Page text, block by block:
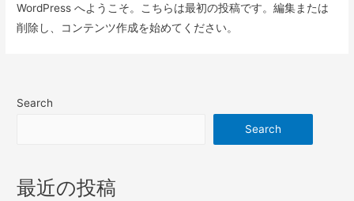
WordPress へようこそ。こちらは最初の投稿です。編集または
削除し、コンテンツ作成を始めてください。
Search
Search
最近の投稿